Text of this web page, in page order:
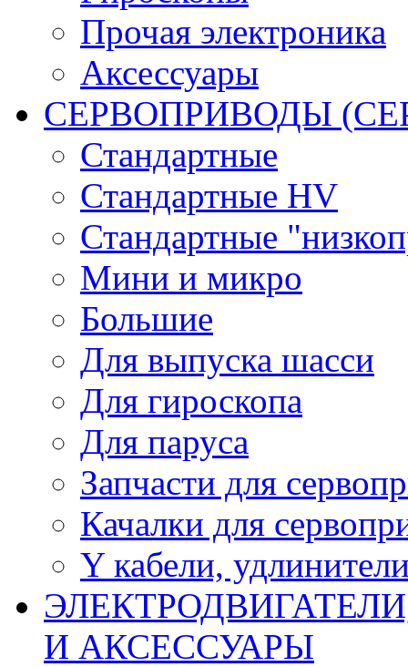
Прочая электроника
Аксессуары
СЕРВОПРИВОДЫ
Стандартные
Стандартные HV
Стандартные
Мини и микро
Большие
Для выпуска шасси
Для гироскопа
Для паруса
Запчасти для
Качалки для
Y кабели,
И АКСЕССУАРЫ